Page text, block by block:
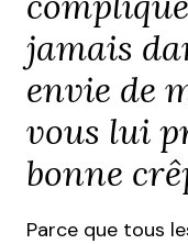
jamais
envie de
vous lui
bonne
Parce que tous